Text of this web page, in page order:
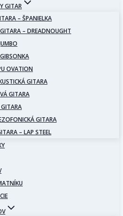
GITAR
– ŠPANIELKA
– DREADNOUGHT
OVATION
GITARA
GITARA
GITARA
GITARA
– LAP STEEL